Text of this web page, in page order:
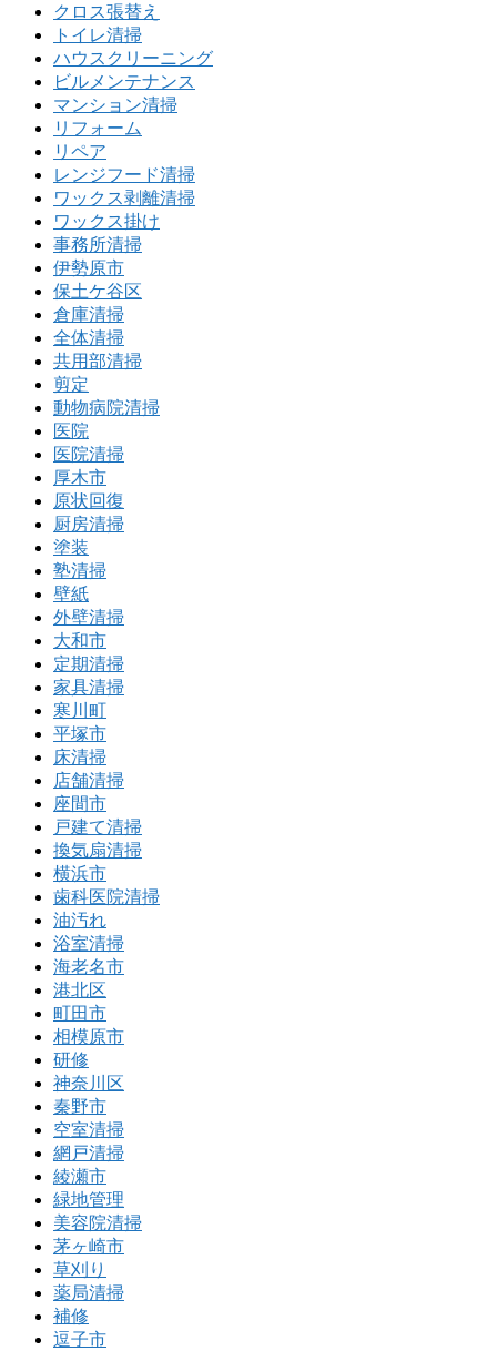
クロス張替え
トイレ清掃
ハウスクリーニング
ビルメンテナンス
マンション清掃
リフォーム
リペア
レンジフード清掃
ワックス剥離清掃
ワックス掛け
事務所清掃
伊勢原市
保土ケ谷区
倉庫清掃
全体清掃
共用部清掃
剪定
動物病院清掃
医院
医院清掃
厚木市
原状回復
厨房清掃
塗装
塾清掃
壁紙
外壁清掃
大和市
定期清掃
家具清掃
寒川町
平塚市
床清掃
店舗清掃
座間市
戸建て清掃
換気扇清掃
横浜市
歯科医院清掃
油汚れ
浴室清掃
海老名市
港北区
町田市
相模原市
研修
神奈川区
秦野市
空室清掃
網戸清掃
綾瀬市
緑地管理
美容院清掃
茅ヶ崎市
草刈り
薬局清掃
補修
逗子市